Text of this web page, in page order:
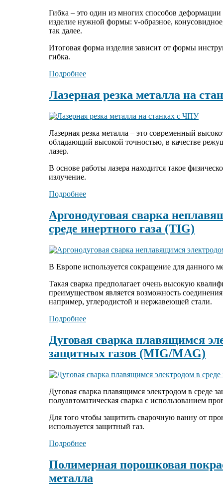
Гибка – это один из многих способов
изделие нужной формы: v-образное,
так далее.
Итоговая форма изделия зависит от формы
гибка.
Подробнее
Лазерная резка металла на
Лазерная резка металла – это современный
обладающий высокой точностью, в качестве
лазер.
В основе работы лазера находится такое
излучение.
Подробнее
Аргонодуговая сварка
среде инертного газа (TIG)
В Европе используется сокращение для данного
Такая сварка предполагает очень высокую
преимуществом является возможность
например, углеродистой и нержавеющей стали.
Подробнее
Дуговая сварка плавящимся
защитных газов (MIG/MAG)
Дуговая сварка плавящимся электродом в среде
полуавтоматическая сварка с использованием
Для того чтобы защитить сварочную ванну от
используется защитный газ.
Подробнее
Полимерная порошковая
металла